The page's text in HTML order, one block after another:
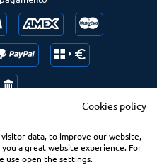
Ranking us
Cookies policy
data, to improve our website,
a great website experience. For
use open the settings.